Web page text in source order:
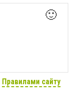
🙂
Правилами сайту